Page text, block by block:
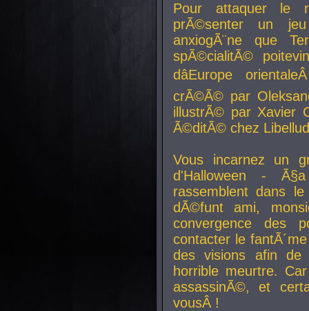
Pour attaquer le
prÃ©senter un
anxiogÃ¨ne que
spÃ©cialitÃ©
dâEurope
crÃ©Ã© par
illustrÃ© par Xavier
Ã©ditÃ© chez
Vous incarnez un
d'Halloween -
rassemblent dans
dÃ©funt ami,
convergence des
contacter le
des visions afin
horrible meurtre.
assassinÃ©, et
vousÂ !